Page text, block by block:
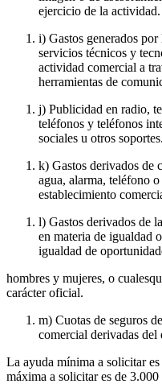
ejercicio de la actividad.
i) Gastos generados
servicios técnicos y
actividad comercial a
herramientas de
j) Publicidad en radio,
teléfonos y teléfonos
sociales u otros soportes.
k) Gastos derivados de
agua, alarma, teléfono
establecimiento
l) Gastos derivados de
en materia de igualdad
igualdad de
hombres y mujeres, o
carácter oficial.
m) Cuotas de seguros
comercial derivadas
La ayuda mínima a solicitar
máxima a solicitar es de 3.000